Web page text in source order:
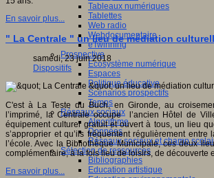
Tableaux numériques
Tablettes
Web radio
Webdocumentaire
eTwinning
Prospective
Ecosystème numérique
Espaces
Politique éducative
Scénarios prospectifs
Temps
Réseaux sociaux
Algorithme
Données
Réseaux sociaux et champ
Sélection de ressources
Bibliographies
Education artistique
En savoir plus...
" La Centrale " un lieu de médiation
samedi, 23 juin 2018
Dispositifs
C'est à La Teste du Buch, en Gironde, au
l’imprimé, la Centrale occupe l’ancien Hôtel de
équipement culturel gratuit et ouvert à tous, un lieu
s’approprier et qu’ils fréquentent régulièrement
l’école. Avec la Bibliothèque Municipale, ces deux
complémentaire, à la fois lieu de loisirs, de découverte
En savoir plus...